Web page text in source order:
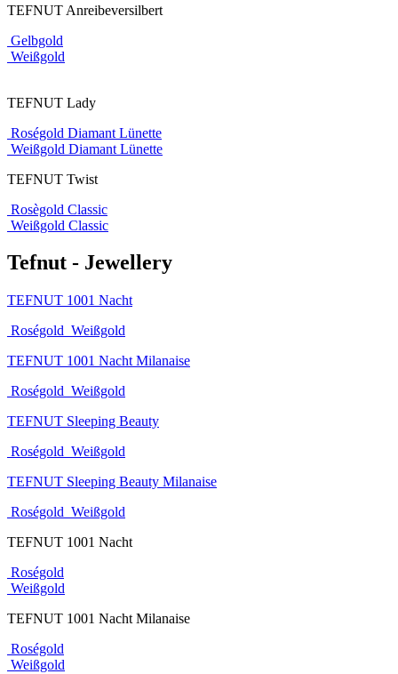
TEFNUT Anreibeversilbert
Gelbgold
Weißgold
TEFNUT Lady
Roségold Diamant Lünette
Weißgold Diamant Lünette
TEFNUT Twist
Rosègold Classic
Weißgold Classic
Tefnut - Jewellery
TEFNUT 1001 Nacht
Roségold Weißgold
TEFNUT 1001 Nacht Milanaise
Roségold Weißgold
TEFNUT Sleeping Beauty
Roségold Weißgold
TEFNUT Sleeping Beauty Milanaise
Roségold Weißgold
TEFNUT 1001 Nacht
Roségold
Weißgold
TEFNUT 1001 Nacht Milanaise
Roségold
Weißgold